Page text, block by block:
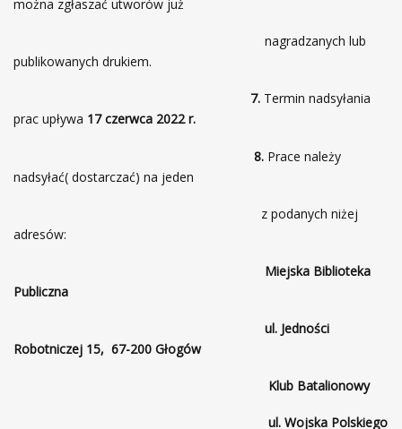
można zgłaszać utworów już
nagradzanych lub
publikowanych drukiem.
7. Termin nadsyłania
prac upływa 17 czerwca 2022 r.
8. Prace należy
nadsyłać( dostarczać) na jeden
z podanych niżej
adresów:
Miejska Biblioteka
Publiczna
ul. Jedności
Robotniczej 15, 67-200 Głogów
Klub Batalionowy
ul. Wojska Polskiego